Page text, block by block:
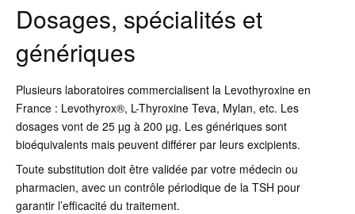
Dosages, spécialités et
génériques
Plusieurs laboratoires commercialisent la Levothyroxine en
France : Levothyrox®, L-Thyroxine Teva, Mylan, etc. Les
dosages vont de 25 µg à 200 µg. Les génériques sont
bioéquivalents mais peuvent différer par leurs excipients.
Toute substitution doit être validée par votre médecin ou
pharmacien, avec un contrôle périodique de la TSH pour
garantir l’efficacité du traitement.